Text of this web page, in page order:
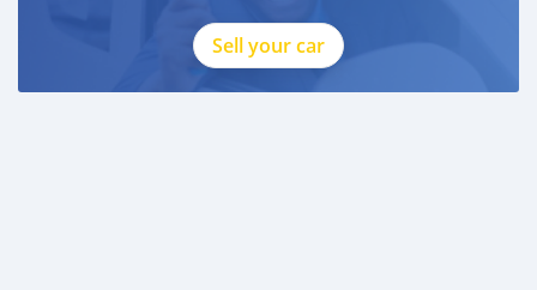
Sell your car